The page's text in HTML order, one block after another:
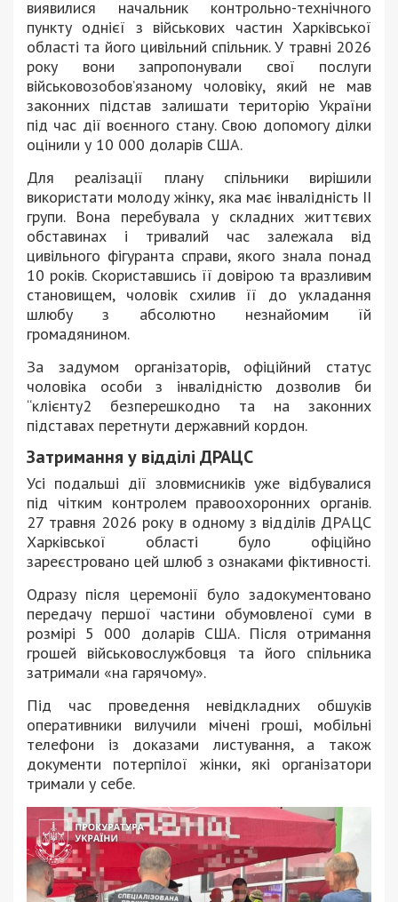
виявилися начальник контрольно-технічного
пункту однієї з військових частин Харківської
області та його цивільний спільник. У травні 2026
року вони запропонували свої послуги
військовозобов’язаному чоловіку, який не мав
законних підстав залишати територію України
під час дії воєнного стану. Свою допомогу ділки
оцінили у 10 000 доларів США.
Для реалізації плану спільники вирішили
використати молоду жінку, яка має інвалідність ІІ
групи. Вона перебувала у складних життєвих
обставинах і тривалий час залежала від
цивільного фігуранта справи, якого знала понад
10 років. Скориставшись її довірою та вразливим
становищем, чоловік схилив її до укладання
шлюбу з абсолютно незнайомим їй
громадянином.
За задумом організаторів, офіційний статус
чоловіка особи з інвалідністю дозволив би
“клієнту2 безперешкодно та на законних
підставах перетнути державний кордон.
Затримання у відділі ДРАЦС
Усі подальші дії зловмисників уже відбувалися
під чітким контролем правоохоронних органів.
27 травня 2026 року в одному з відділів ДРАЦС
Харківської області було офіційно
зареєстровано цей шлюб з ознаками фіктивності.
Одразу після церемонії було задокументовано
передачу першої частини обумовленої суми в
розмірі 5 000 доларів США. Після отримання
грошей військовослужбовця та його спільника
затримали «на гарячому».
Під час проведення невідкладних обшуків
оперативники вилучили мічені гроші, мобільні
телефони із доказами листування, а також
документи потерпілої жінки, які організатори
тримали у себе.